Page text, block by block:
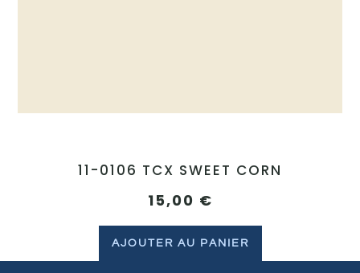
11-0106 TCX SWEET CORN
15,00 €
AJOUTER AU PANIER